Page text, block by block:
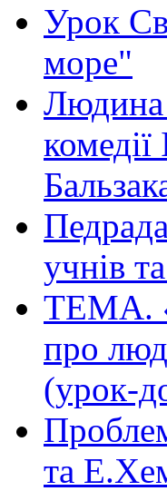
Урок
море"
Людина
учнів
ТЕМА.
про
(урок-
та